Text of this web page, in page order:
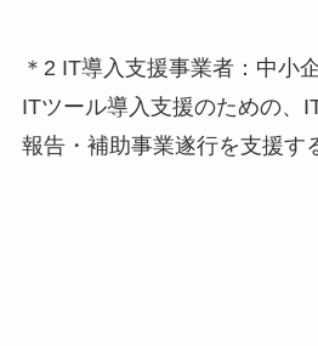
＊2 IT導入支援事業者：中小
IT​ツール導入支援のための、
報告・補助事業遂行を支援す